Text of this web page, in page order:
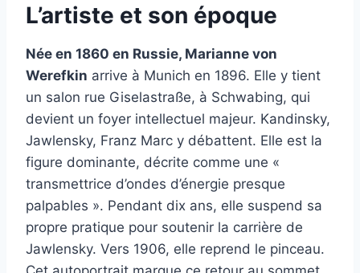
L’artiste et son époque
Née en 1860 en Russie, Marianne von
Werefkin arrive à Munich en 1896. Elle y tient
un salon rue Giselastraße, à Schwabing, qui
devient un foyer intellectuel majeur. Kandinsky,
Jawlensky, Franz Marc y débattent. Elle est la
figure dominante, décrite comme une «
transmettrice d’ondes d’énergie presque
palpables ». Pendant dix ans, elle suspend sa
propre pratique pour soutenir la carrière de
Jawlensky. Vers 1906, elle reprend le pinceau.